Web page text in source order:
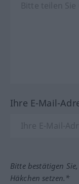
Ihre E-Mail-
Bitte bestätigen
Häkchen setzen.*